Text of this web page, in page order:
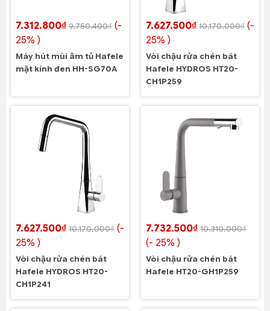
7.312.800₫ 9.750.400₫ (-
25% )
Máy hút mùi âm tủ Hafele
mặt kính đen HH-SG70A
7.627.500₫ 10.170.000₫ (-
25% )
Vòi chậu rửa chén bát
Hafele HYDROS HT20-
CH1P259
7.627.500₫ 10.170.000₫ (-
25% )
Vòi chậu rửa chén bát
Hafele HYDROS HT20-
CH1P241
7.732.500₫ 10.310.000₫
(- 25% )
Vòi chậu rửa chén bát
Hafele HT20-GH1P259